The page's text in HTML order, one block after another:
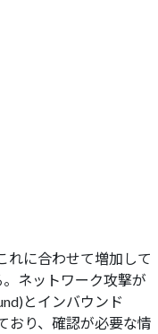
れに合わせて増加して
ネットワーク攻撃が
とインバウンド
おり、確認が必要な情